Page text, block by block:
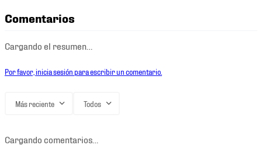
Comentarios
Cargando el resumen…
Por favor, inicia sesión para escribir un comentario.
Más reciente Todos
Cargando comentarios…